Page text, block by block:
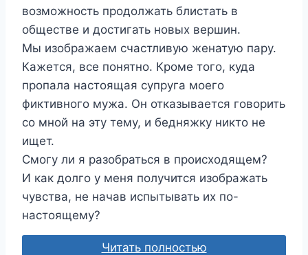
возможность продолжать блистать в
обществе и достигать новых вершин.
Мы изображаем счастливую женатую пару.
Кажется, все понятно. Кроме того, куда
пропала настоящая супруга моего
фиктивного мужа. Он отказывается говорить
со мной на эту тему, и бедняжку никто не
ищет.
Смогу ли я разобраться в происходящем?
И как долго у меня получится изображать
чувства, не начав испытывать их по-
настоящему?
Читать полностью